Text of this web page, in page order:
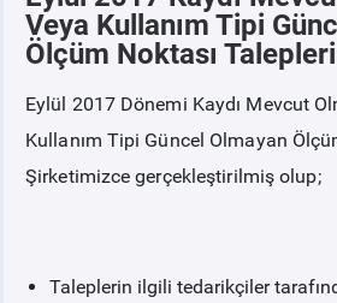
VADELİ ELEKTRİK PİYASASI
PİYASA KAYITSÜRECİ
MALİ UZLAŞTIRMA
Veya Kullanım Tipi
Ölçüm Noktası Talepleri
Eylül 2017 Dönemi Kaydı Mevcut
Kullanım Tipi Güncel Olmayan
Şirketimizce gerçekleştirilmiş olup;
Taleplerin ilgili tedarikçiler